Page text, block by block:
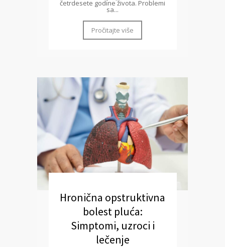
četrdesete godine života. Problemi
sa...
Pročitajte više
Hronična opstruktivna
bolest pluća:
Simptomi, uzroci i
lečenje